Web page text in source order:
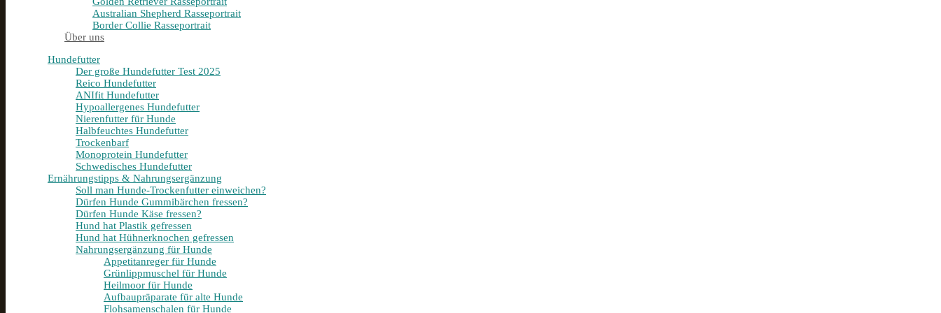
Australian Shepherd Rasseportrait
Border Collie Rasseportrait
Über uns
Hundefutter
Der große Hundefutter Test 2025
Reico Hundefutter
ANIfit Hundefutter
Hypoallergenes Hundefutter
Nierenfutter für Hunde
Halbfeuchtes Hundefutter
Trockenbarf
Monoprotein Hundefutter
Schwedisches Hundefutter
Ernährungstipps & Nahrungsergänzung
Soll man Hunde-Trockenfutter einweichen?
Dürfen Hunde Gummibärchen fressen?
Dürfen Hunde Käse fressen?
Hund hat Plastik gefressen
Hund hat Hühnerknochen gefressen
Nahrungsergänzung für Hunde
Appetitanreger für Hunde
Grünlippmuschel für Hunde
Heilmoor für Hunde
Aufbaupräparate für alte Hunde
Flohsamenschalen für Hunde